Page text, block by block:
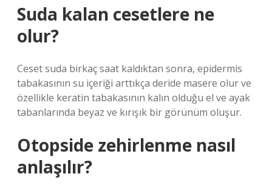
Suda kalan cesetlere ne
olur?
Ceset suda birkaç saat kaldıktan sonra, epidermis
tabakasının su içeriği arttıkça deride masere olur ve
özellikle keratin tabakasının kalın olduğu el ve ayak
tabanlarında beyaz ve kırışık bir görünüm oluşur.
Otopside zehirlenme nasıl
anlaşılır?